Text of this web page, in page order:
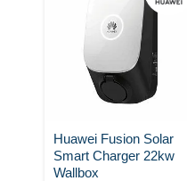
Huawei Fusion Solar
Smart Charger 22kw
Wallbox